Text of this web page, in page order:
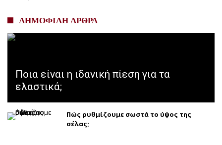
ΔΗΜΟΦΙΛΗ ΑΡΘΡΑ
Ποια είναι η ιδανική πίεση για τα
ελαστικά;
Πώς ρυθμίζουμε σωστά το ύψος της
σέλας;